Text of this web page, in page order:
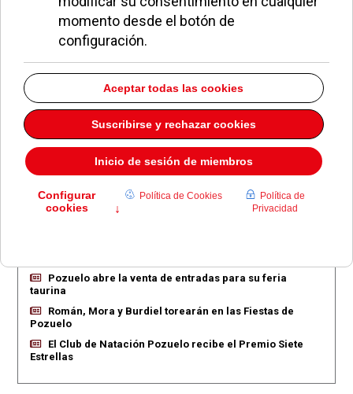
Pozuelo de Alarcón
Madrid
28224
Teléfono: 913523402
Descargar la información como:
EN PORTADA
Pozuelo abre la venta de entradas para su feria
taurina
Román, Mora y Burdiel torearán en las Fiestas de
Pozuelo
El Club de Natación Pozuelo recibe el Premio Siete
Estrellas